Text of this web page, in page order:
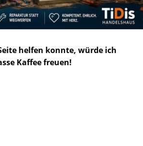
helfen konnte, würde ich
Kaffee freuen!